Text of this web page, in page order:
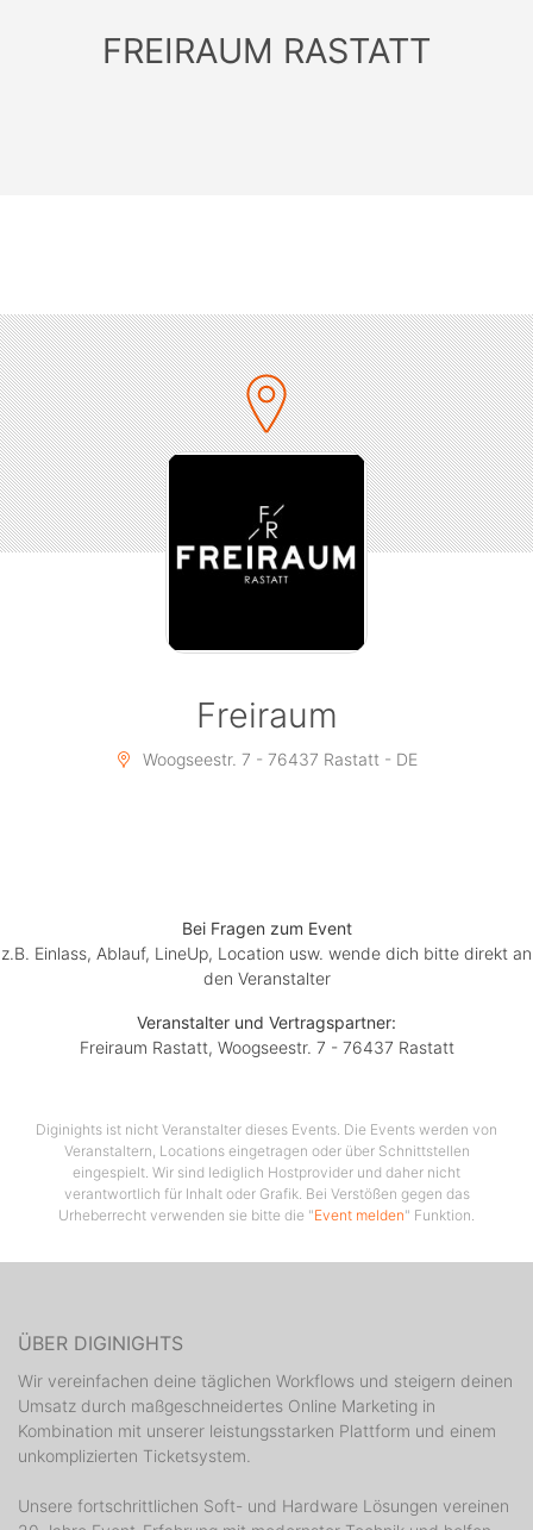
FREIRAUM RASTATT
Freiraum
Woogseestr. 7 - 76437 Rastatt - DE
Bei Fragen zum Event
z.B. Einlass, Ablauf, LineUp, Location usw. wende dich bitte direkt an
den Veranstalter
Veranstalter und Vertragspartner:
Freiraum Rastatt, Woogseestr. 7 - 76437 Rastatt
Diginights ist nicht Veranstalter dieses Events. Die Events werden von
Veranstaltern, Locations eingetragen oder über Schnittstellen
eingespielt. Wir sind lediglich Hostprovider und daher nicht
verantwortlich für Inhalt oder Grafik. Bei Verstößen gegen das
Urheberrecht verwenden sie bitte die "Event melden" Funktion.
ÜBER DIGINIGHTS
Wir vereinfachen deine täglichen Workflows und steigern deinen
Umsatz durch maßgeschneidertes Online Marketing in
Kombination mit unserer leistungsstarken Plattform und einem
unkomplizierten Ticketsystem.
Unsere fortschrittlichen Soft- und Hardware Lösungen vereinen